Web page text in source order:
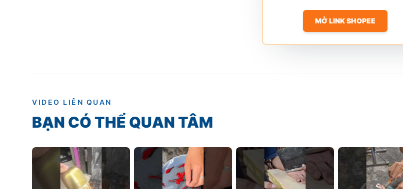
MỞ LINK SHOPEE
VIDEO LIÊN QUAN
BẠN CÓ THỂ QUAN TÂM